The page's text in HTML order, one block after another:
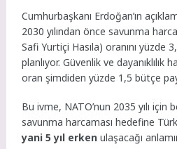
Cumhurbaşkanı Erdoğan’ın
2030 yılından önce savunma
Safi Yurtiçi Hasıla) oranını yüzde
planlıyor. Güvenlik ve dayanıklılık
oran şimdiden yüzde 1,5 bütçe
Bu ivme, NATO’nun 2035 yılı
savunma harcaması hedefine
yani 5 yıl erken ulaşacağı